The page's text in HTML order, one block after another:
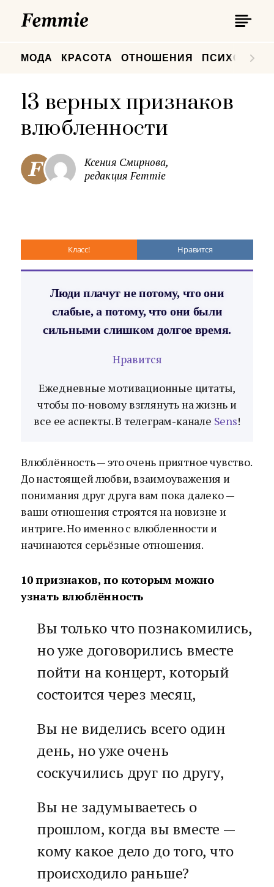
МОДА КРАСОТА ОТНОШЕНИЯ
13 верных признаков
влюбленности
Ксения Смирнова,
редакция Femmie
Класс! Нравится
Люди плачут не потому, что они
слабые, а потому, что они были
сильными слишком долгое время.
Нравится
Ежедневные мотивационные цитаты,
чтобы по-новому взглянуть на жизнь и
все ее аспекты. В телеграм-канале Sens!
Влюблённость — это очень приятное чувство.
До настоящей любви, взаимоуважения и
понимания друг друга вам пока далеко —
ваши отношения строятся на новизне и
интриге. Но именно с влюбленности и
начинаются серьёзные отношения.
10 признаков, по которым можно
узнать влюблённость
Вы только что познакомились,
но уже договорились вместе
пойти на концерт, который
состоится через месяц,
Вы не виделись всего один
день, но уже очень
соскучились друг по другу,
Вы не задумываетесь о
прошлом, когда вы вместе —
кому какое дело до того, что
происходило раньше?